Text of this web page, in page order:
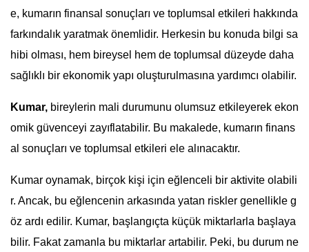
e, kumarın finansal sonuçları ve toplumsal etkileri hakkında
farkındalık yaratmak önemlidir. Herkesin bu konuda bilgi sa
hibi olması, hem bireysel hem de toplumsal düzeyde daha
sağlıklı bir ekonomik yapı oluşturulmasına yardımcı olabilir.
Kumar, bireylerin mali durumunu olumsuz etkileyerek ekon
omik güvenceyi zayıflatabilir. Bu makalede, kumarın finans
al sonuçları ve toplumsal etkileri ele alınacaktır.
Kumar oynamak, birçok kişi için eğlenceli bir aktivite olabili
r. Ancak, bu eğlencenin arkasında yatan riskler genellikle g
öz ardı edilir. Kumar, başlangıçta küçük miktarlarla başlaya
bilir. Fakat zamanla bu miktarlar artabilir. Peki, bu durum ne